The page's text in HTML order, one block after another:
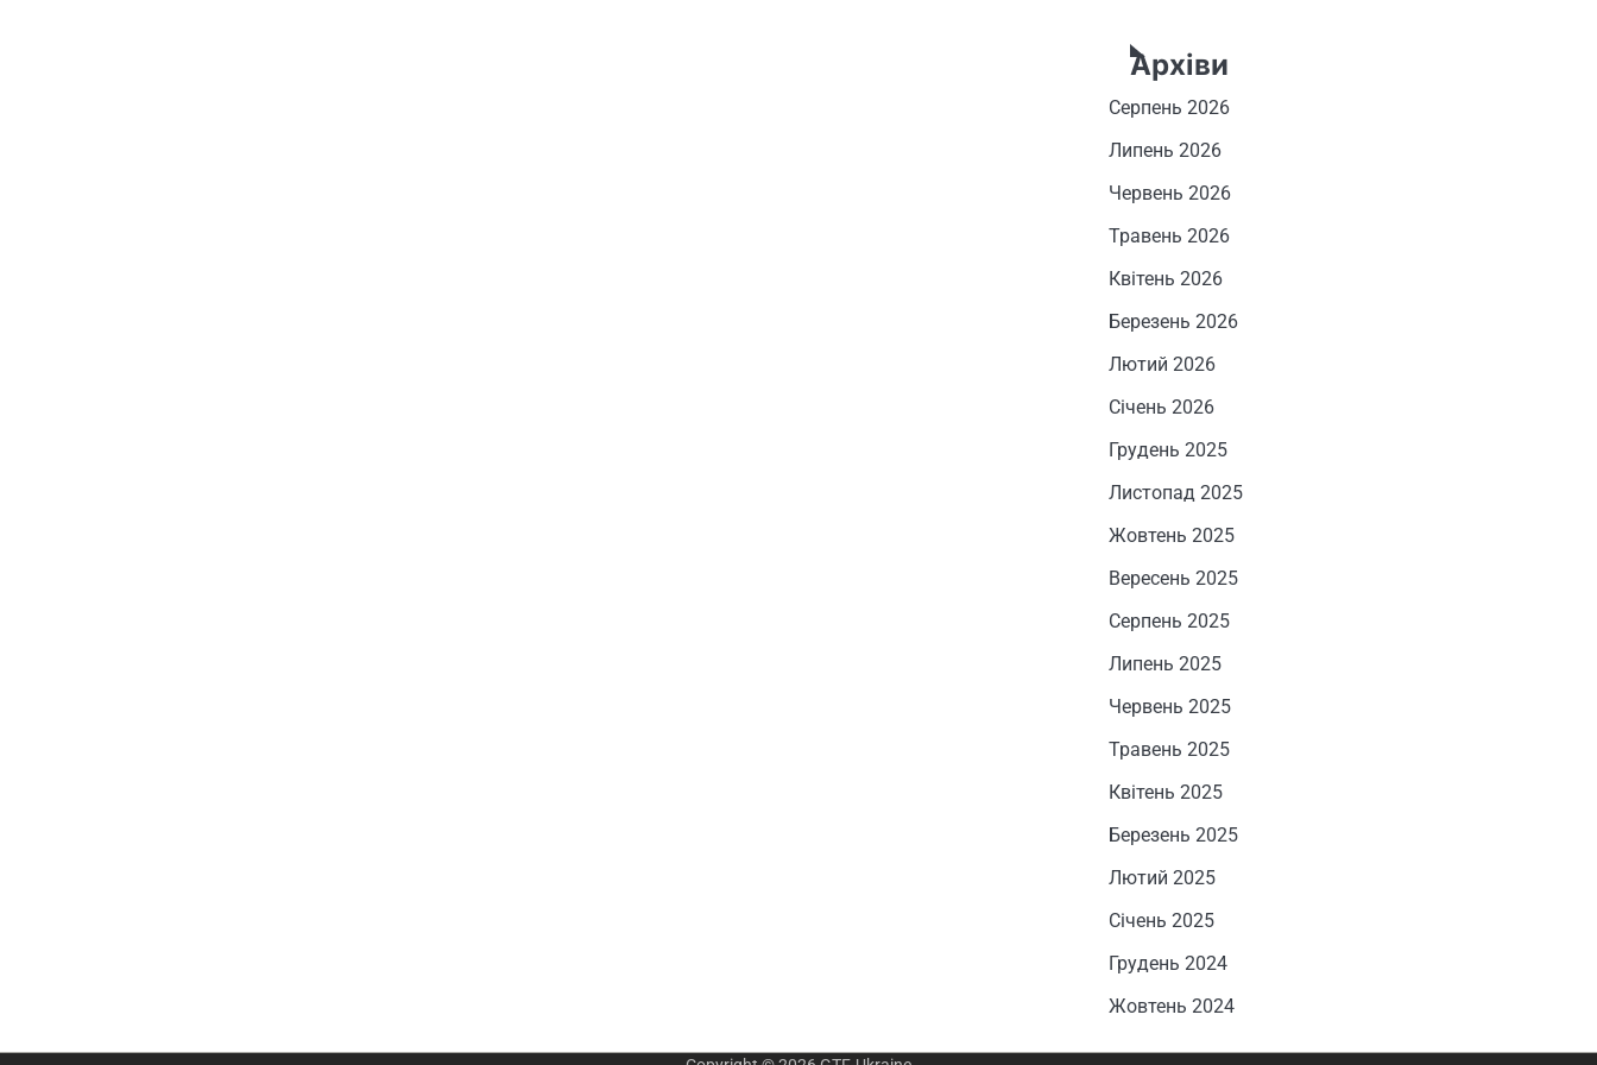
Архіви
Серпень 2026
Липень 2026
Червень 2026
Травень 2026
Квітень 2026
Березень 2026
Лютий 2026
Січень 2026
Грудень 2025
Листопад 2025
Жовтень 2025
Вересень 2025
Серпень 2025
Липень 2025
Червень 2025
Травень 2025
Квітень 2025
Березень 2025
Лютий 2025
Січень 2025
Грудень 2024
Жовтень 2024